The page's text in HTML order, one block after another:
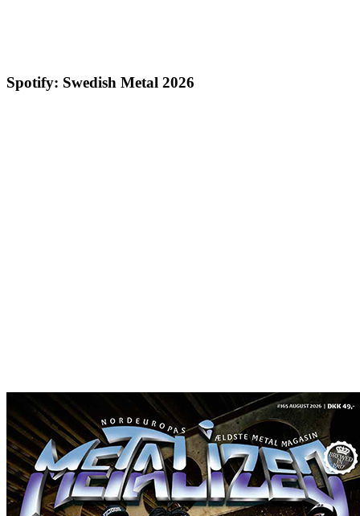
Spotify: Swedish Metal 2026